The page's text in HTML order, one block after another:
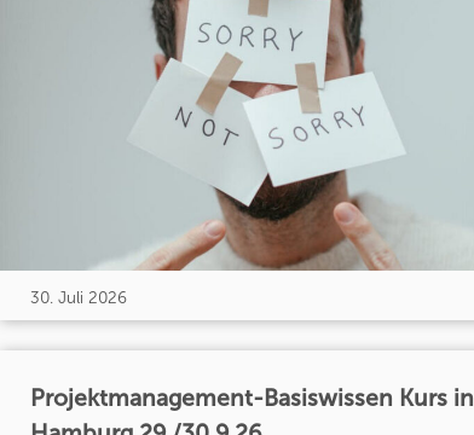
30. Juli 2026
Projektmanagement-Basiswissen Kurs in